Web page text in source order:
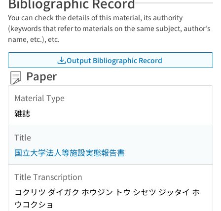
You can check the details of this material, its authority
(keywords that refer to materials on the same subject, author's
name, etc.), etc.
Output Bibliographic Record
Paper
Material Type
雑誌
Title
国立大学法人等施設実態報告書
Title Transcription
コクリツ ダイガク ホウジン トウ シセツ ジッタイ ホ
ウコクショ